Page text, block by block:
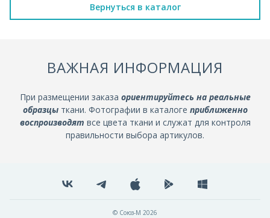
Вернуться в каталог
ВАЖНАЯ ИНФОРМАЦИЯ
При размещении заказа ориентируйтесь на реальные
образцыткани. Фотографии в каталоге приближенно
воспроизводят все цвета ткани и служат для контроля
правильности выбора артикулов.
© Союз-М 2026